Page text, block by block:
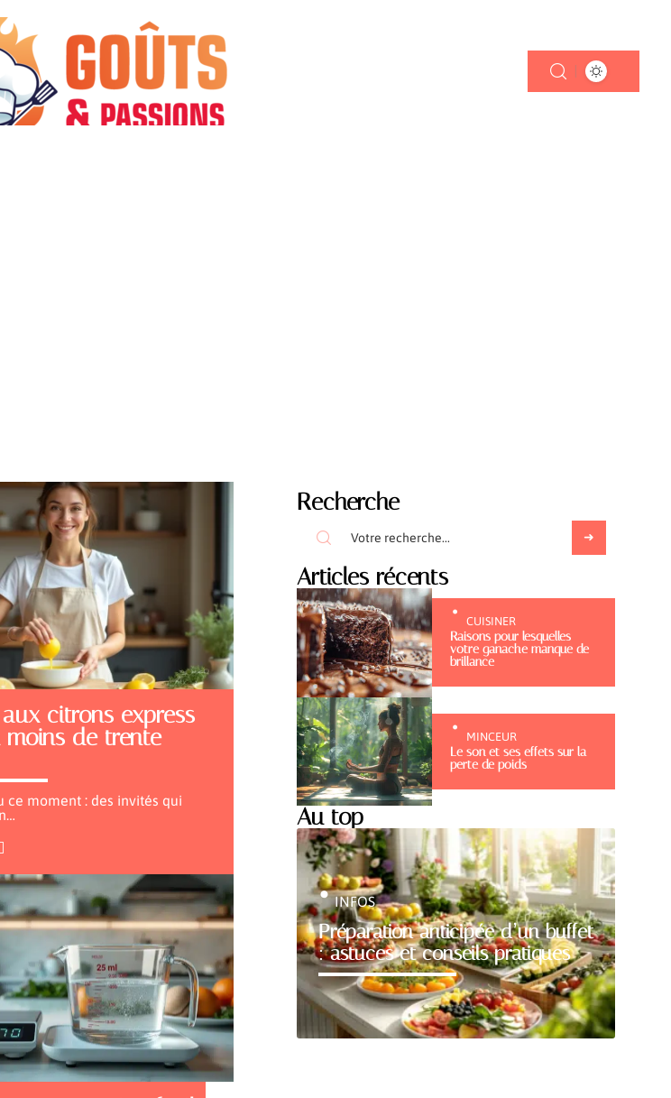
citrons express
moins de trente
ce moment : des invités qui
…
Recherche
Articles récents
CUISINER
Raisons pour lesquelles
votre ganache manque de
brillance
MINCEUR
Le son et ses effets sur la
perte de poids
Au top
Préparation anticipée d’un buffet
: astuces et conseils pratiques
INFOS